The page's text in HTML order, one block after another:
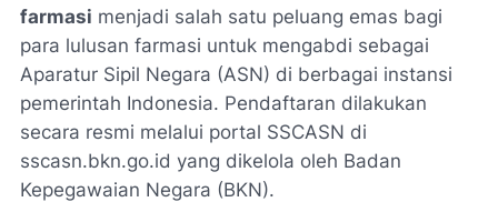
farmasi menjadi salah satu peluang emas bagi
para lulusan farmasi untuk mengabdi sebagai
Aparatur Sipil Negara (ASN) di berbagai instansi
pemerintah Indonesia. Pendaftaran dilakukan
secara resmi melalui portal SSCASN di
sscasn.bkn.go.id yang dikelola oleh Badan
Kepegawaian Negara (BKN).